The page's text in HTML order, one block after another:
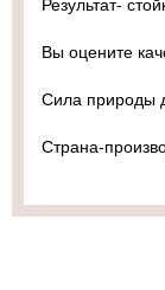
Вы оцените
Сила природы
Страна-